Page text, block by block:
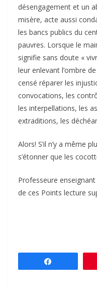
désengagement et un
misère, acte aussi
les bancs publics du
pauvres. Lorsque le
signifie sans doute «
leur enlevant l’ombre
censé réparer les
convocations, les
les interpellations, les
extraditions, les
Alors! S’il n’y a même
s’étonner que les
Professeure
de ces Points lecture